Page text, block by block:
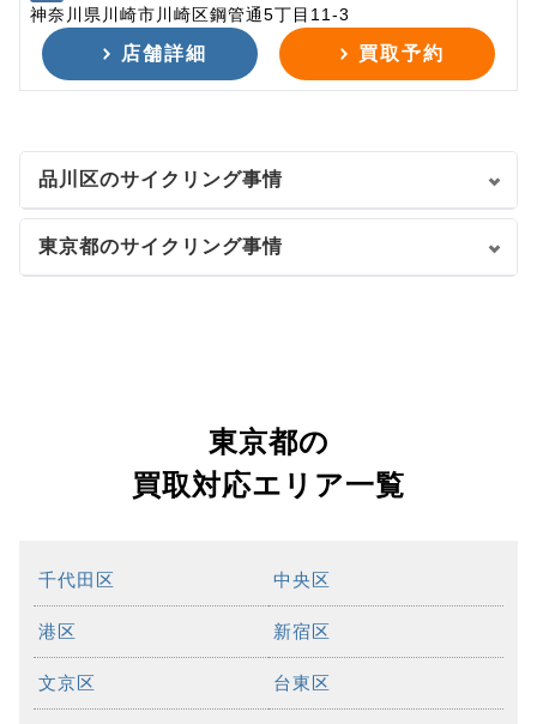
神奈川県川崎市川崎区鋼管通5丁目11-3
店舗詳細 買取予約
品川区のサイクリング事情
東京都のサイクリング事情
東京都の
買取対応エリア一覧
千代田区 中央区
港区 新宿区
文京区 台東区